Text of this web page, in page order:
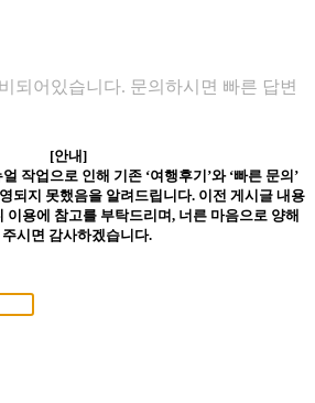
되어있습니다. 문의하시면 빠른 답변
[안내]
작업으로 인해 기존 ‘여행후기’와 ‘빠른 문의’
되지 못했음을 알려드립니다. 이전 게시글 내용
이용에 참고를 부탁드리며, 너른 마음으로 양해
주시면 감사하겠습니다.